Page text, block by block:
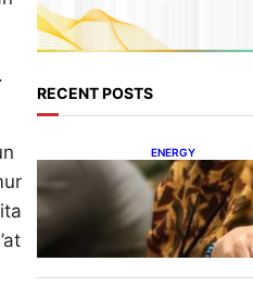
RECENT POSTS
ENERGY
IESR:
Terpadu jadi
Percepatan